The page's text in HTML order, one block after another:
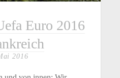
Euro 2016
2016